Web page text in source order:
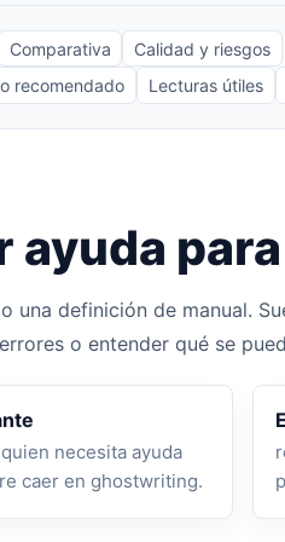
Comparativa
Calidad y riesgos
recomendado Lecturas útiles
una definición de manual.
o entender qué se
necesita ayuda
caer en ghostwriting.